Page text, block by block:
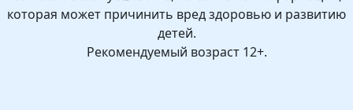
которая может причинить вред здоровью и развитию
детей.
Рекомендуемый возраст 12+.